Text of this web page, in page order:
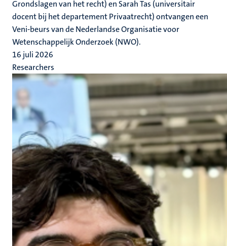
Grondslagen van het recht) en Sarah Tas (universitair
docent bij het departement Privaatrecht) ontvangen een
Veni-beurs van de Nederlandse Organisatie voor
Wetenschappelijk Onderzoek (NWO).
16 juli 2026
Researchers